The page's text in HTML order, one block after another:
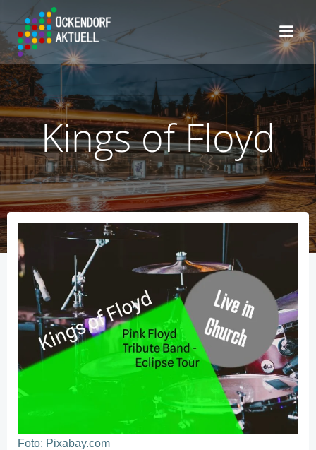
Kings of Floyd
Foto: Pixabay.com